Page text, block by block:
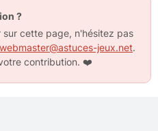
?
sur cette page, n'hésitez pas
webmaster@astuces-jeux.net.
contribution. ❤️